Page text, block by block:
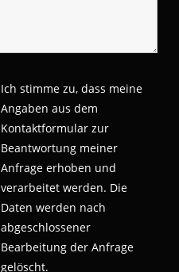
Ich stimme zu, dass meine
Angaben aus dem
Kontaktformular zur
Beantwortung meiner
Anfrage erhoben und
verarbeitet werden. Die
Daten werden nach
abgeschlossener
Bearbeitung der Anfrage
gelöscht.